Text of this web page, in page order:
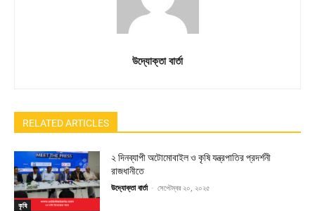
উদ্যোক্তা বার্তা
RELATED ARTICLES
কৃষি
২ দিনব্যাপী অটোমোবাইল ও কৃষি যন্ত্রপাতির প্রদর্শনী
রাজধানীতে
উদ্যোক্তা বার্তা - সেপ্টেম্বর ২০, ২০২৫